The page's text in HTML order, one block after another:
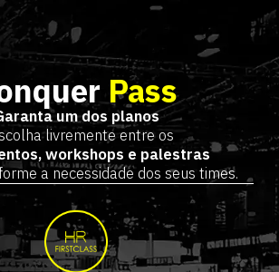
Pass
um dos planos
livremente entre os
workshops e palestras
a necessidade dos seus times.